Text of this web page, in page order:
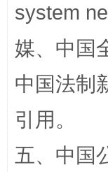
国家大学
system
媒、中国
中国法制
引用。
五、中国